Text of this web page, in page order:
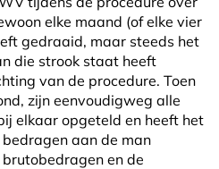
elke maand (of elke vier
gedraaid, maar steeds het
die strook staat heeft
van de procedure. Toen
zijn eenvoudigweg alle
elkaar opgeteld en heeft het
aan de man
en de